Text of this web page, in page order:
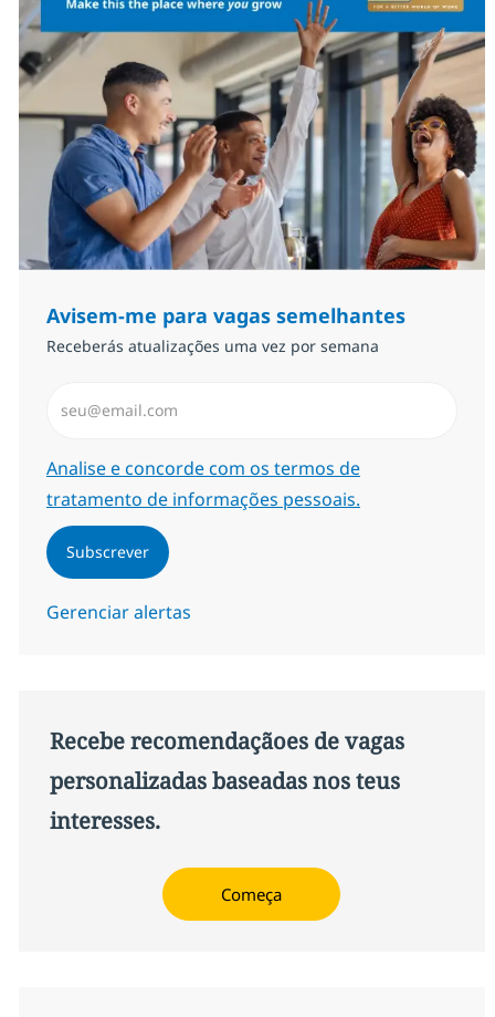
Avisem-me para vagas semelhantes
Receberás atualizações uma vez por semana
Required
Analise e concorde com os termos de
tratamento de informações pessoais.
Subscrever
Gerenciar alertas
Recebe recomendaçãoes de vagas
personalizadas baseadas nos teus
interesses.
Começa